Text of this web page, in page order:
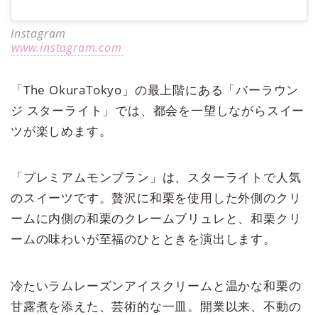
Instagram
www.instagram.com
「The OkuraTokyo」の最上階にある「バーラウン
ジ スターライト」では、都会を一望しながらスイー
ツが楽しめます。
「プレミアムモンブラン」は、スターライトで人気
のスイーツです。贅沢に和栗を使用した外側のクリ
ームに内側の和栗のクレームブリュレと、和栗クリ
ームの味わいが至福のひとときを演出します。
冷たいラムレーズンアイスクリームと温かな和栗の
甘露煮を添えた、芸術的な一皿。開業以来、不動の